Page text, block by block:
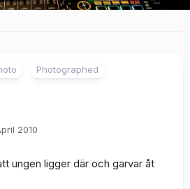
Photographed
2010
ungen ligger där och garvar åt